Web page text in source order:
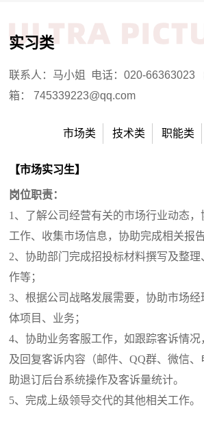
实习类
联系人：马小姐 电话：020-66363023
箱： 745339223@qq.com
市场类 技术类 职能类
【市场实习生】
岗位职责：
1、了解公司经营有关的市场行业动态
工作、收集市场信息，协助完成相关报告
2、协助部门完成招投标材料撰写及整理
作等；
3、根据公司战略发展需要，协助市场
体项目、业务；
4、协助业务客服工作，如跟踪客诉情
及回复客诉内容（邮件、QQ群、微信
助退订后台系统操作及客诉量统计。
5、完成上级领导交代的其他相关工作。